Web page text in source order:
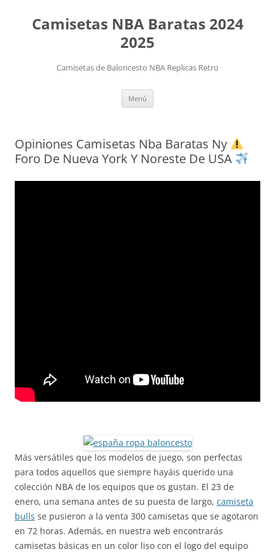
Camisetas NBA Baratas 2024
2025
Camisetas de Baloncesto NBA Replicas Retro
Menú
Opiniones Camisetas Nba Baratas Ny
Foro De Nueva York Y Noreste De USA
Más versátiles que los modelos de juego, son perfectas
para todos aquellos que siempre hayáis querido una
colección NBA de los equipos que os gustan. El 23 de
enero, una semana antes de su puesta de largo, camiseta
bulls se pusieron a la venta 300 camisetas que se agotaron
en 72 horas. Además, en nuestra web encontrarás
camisetas básicas en un color liso con el logo del equipo